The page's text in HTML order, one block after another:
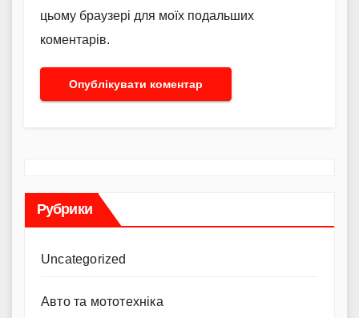
цьому браузері для моїх подальших
коментарів.
Рубрики
Uncategorized
Авто та мототехніка